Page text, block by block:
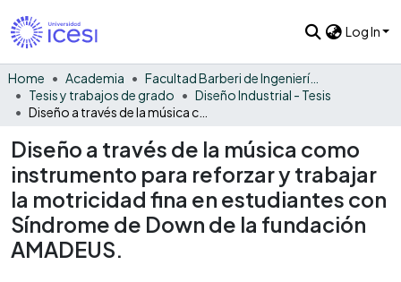
Log In
Home Academia
Facultad Barberi de Ingeniería, Diseño y Ciencias Aplicadas
Tesis y trabajos de grado
Diseño Industrial - Tesis
Diseño a través de la música como
instrumento para reforzar y trabajar
la motricidad fina en estudiantes con
Síndrome de Down de la fundación
AMADEUS.